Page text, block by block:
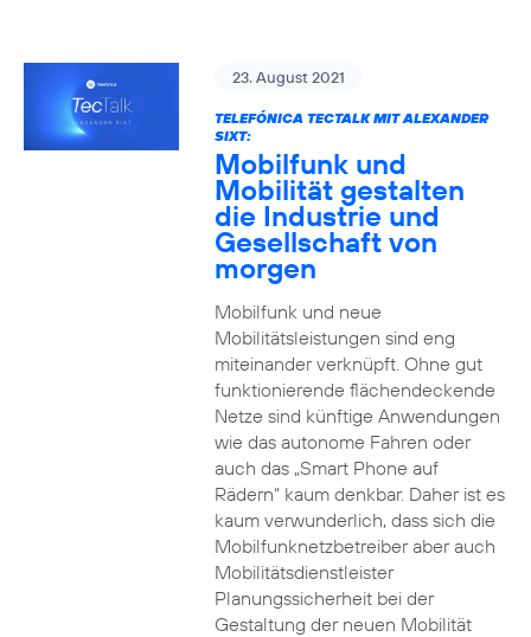
23. August 2021
TELEFÓNICA TECTALK MIT ALEXANDER
SIXT:
Mobilfunk und
Mobilität gestalten
die Industrie und
Gesellschaft von
morgen
Mobilfunk und neue
Mobilitätsleistungen sind eng
miteinander verknüpft. Ohne gut
funktionierende flächendeckende
Netze sind künftige Anwendungen
wie das autonome Fahren oder
auch das „Smart Phone auf
Rädern“ kaum denkbar. Daher ist es
kaum verwunderlich, dass sich die
Mobilfunknetzbetreiber aber auch
Mobilitätsdienstleister
Planungssicherheit bei der
Gestaltung der neuen Mobilität